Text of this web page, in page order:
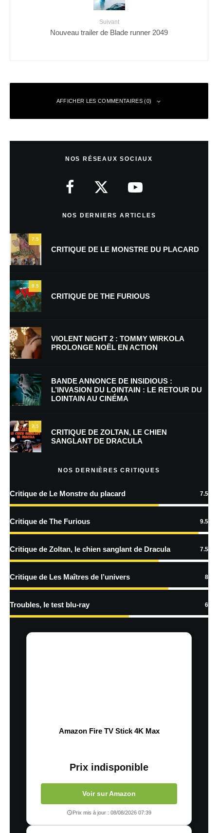
Suivant
Nouveau trailer de Blade runner 2049
AFFICHER LES COMMENTAIRES (0)
Nom*
E-mail *
Enregistrer mon nom, mon e-mail et mon site dans le navigateur pour
mon prochain commentaire.
Prévenez-moi de tous les nouveaux commentaires par e-mail.
Prévenez-moi de tous les nouveaux articles par e-mail.
En savoir
traitées
NOS RÉSEAUX SOCIAUX
NOS DERNIERS ARTICLES
7.5
CRITIQUE DE LE MONSTRE DU PLACARD
9.5
CRITIQUE DE THE FURIOUS
VIOLENT NIGHT 2 : TOMMY WIRKOLA
PROLONGE NOËL EN ACTION
BANDE ANNONCE DE INSIDIOUS :
L’INVASION DU LOINTAIN : LE RETOUR DU
LOINTAIN AU CINÉMA
7.5
CRITIQUE DE ZOLTAN, LE CHIEN
SANGLANT DE DRACULA
NOS DERNIÈRES CRITIQUES
Critique de Le Monstre du placard 7.5
Critique de The Furious 9.5
Critique de Zoltan, le chien sanglant de Dracula 7.5
Critique de Les Maîtres de l’univers 8
Troubles, le test blu-ray 6
Amazon Fire TV Stick 4K Max
Prix indisponible
Voir sur Amazon
Prix mis à jour : 08/08/2026 07:39